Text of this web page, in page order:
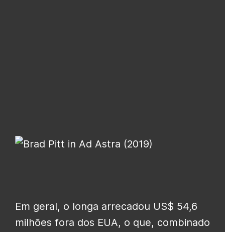
Em geral, o longa arrecadou US$ 54,6
milhões fora dos EUA, o que, combinado